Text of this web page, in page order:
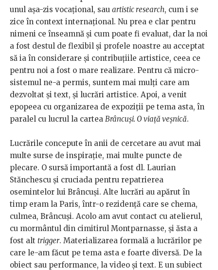
unul așa-zis vocațional, sau artistic research, cum i se
zice în context internațional. Nu prea e clar pentru
nimeni ce înseamnă și cum poate fi evaluat, dar la noi
a fost destul de flexibil și profele noastre au acceptat
să ia în considerare și contribuțiile artistice, ceea ce
pentru noi a fost o mare realizare. Pentru că micro-
sistemul ne-a permis, suntem mai mulți care am
dezvoltat și text, și lucrări artistice. Apoi, a venit
epopeea cu organizarea de expoziții pe tema asta, în
paralel cu lucrul la cartea Brâncuși. O viață veșnică.
Lucrările concepute în anii de cercetare au avut mai
multe surse de inspirație, mai multe puncte de
plecare. O sursă importantă a fost dl. Laurian
Stănchescu și cruciada pentru repatrierea
osemintelor lui Brâncuși. Alte lucrări au apărut în
timp eram la Paris, într-o rezidență care se chema,
culmea, Brâncuși. Acolo am avut contact cu atelierul,
cu mormântul din cimitirul Montparnasse, și ăsta a
fost alt trigger. Materializarea formală a lucrărilor pe
care le-am făcut pe tema asta e foarte diversă. De la
obiect sau performance, la video și text. E un subiect